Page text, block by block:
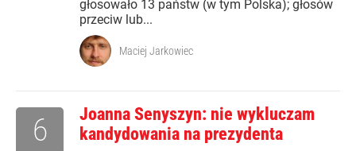
głosowało 13 państw (w tym Polska); głosów
przeciw lub...
Maciej Jarkowiec
Joanna Senyszyn: nie wykluczam
kandydowania na prezydenta
6